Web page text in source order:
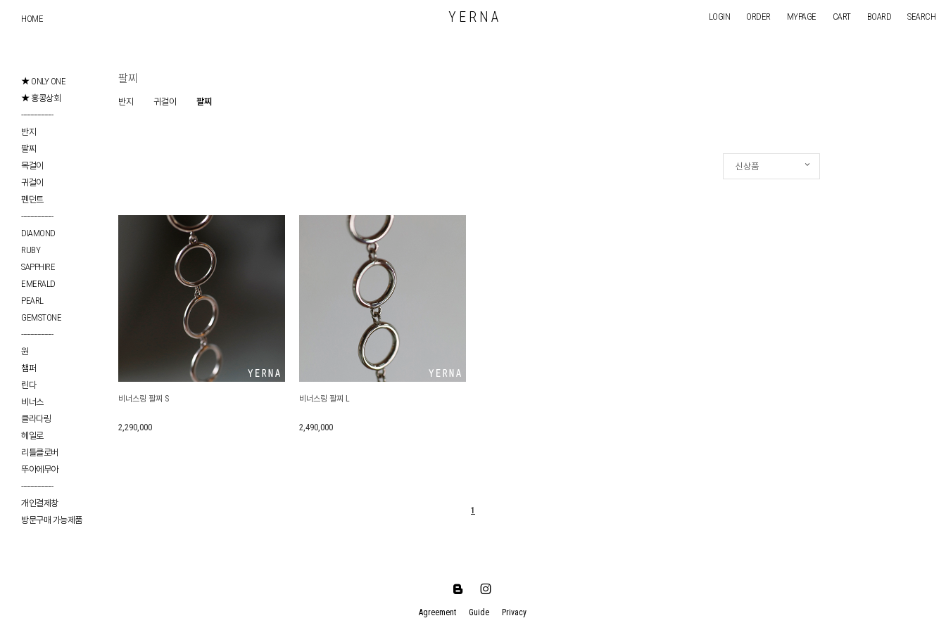
HOME
★ ONLY ONE
★ 홍콩상회
------------------
반지
팔찌
목걸이
귀걸이
펜던트
------------------
DIAMOND
RUBY
SAPPHIRE
EMERALD
PEARL
GEMSTONE
------------------
원
챔퍼
린다
비너스
클라다링
헤일로
리틀클로버
뚜아에무아
------------------
개인결제창
방문구매 가능제품
Y E R N A LOGIN ORDER MYPAGE CART BOARD SEARCH
팔찌
반지 귀걸이 팔찌
신상품
비너스링 팔찌 S
2,290,000
비너스링 팔찌 L
2,490,000
1
Agreement Guide Privacy